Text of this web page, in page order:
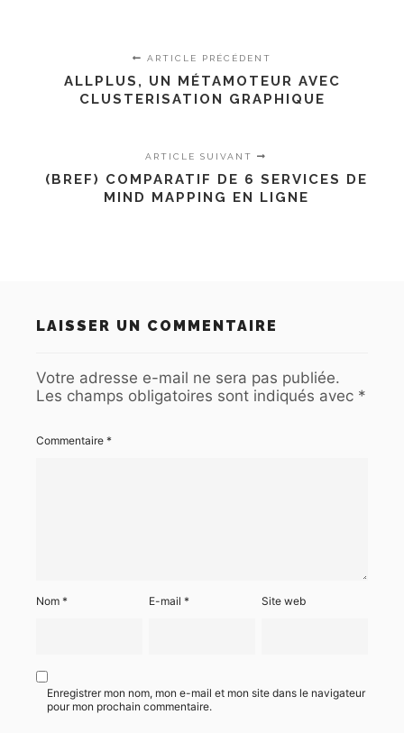
ARTICLE PRÉCÉDENT
ALLPLUS, UN MÉTAMOTEUR AVEC
CLUSTERISATION GRAPHIQUE
ARTICLE SUIVANT
(BREF) COMPARATIF DE 6 SERVICES DE
MIND MAPPING EN LIGNE
LAISSER UN COMMENTAIRE
Votre adresse e-mail ne sera pas publiée.
Les champs obligatoires sont indiqués avec *
Commentaire *
Nom * E-mail* Site web
Enregistrer mon nom, mon e-mail et mon site dans le navigateur
pour mon prochain commentaire.